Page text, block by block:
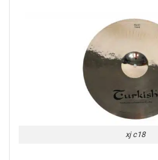
xj c18